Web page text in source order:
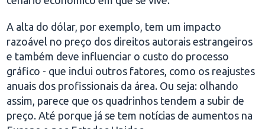
A alta do dólar, por exemplo, tem um impacto
razoável no preço dos direitos autorais estrangeiros
e também deve influenciar o custo do processo
gráfico - que inclui outros fatores, como os reajustes
anuais dos profissionais da área. Ou seja: olhando
assim, parece que os quadrinhos tendem a subir de
preço. Até porque já se tem notícias de aumentos na